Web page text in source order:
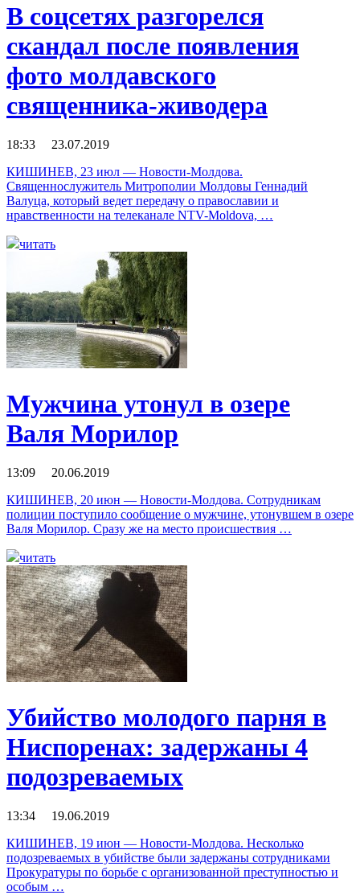
В соцсетях разгорелся
скандал после появления
фото молдавского
священника-живодера
18:33 23.07.2019
КИШИНЕВ, 23 июл — Новости-Молдова.
Священнослужитель Митрополии Молдовы Геннадий
Валуца, который ведет передачу о православии и
нравственности на телеканале NTV-Moldova, …
читать
Мужчина утонул в озере
Валя Морилор
13:09 20.06.2019
КИШИНЕВ, 20 июн — Новости-Молдова. Сотрудникам
полиции поступило сообщение о мужчине, утонувшем в озере
Валя Морилор. Сразу же на место происшествия …
читать
Убийство молодого парня в
Ниспоренах: задержаны 4
подозреваемых
13:34 19.06.2019
КИШИНЕВ, 19 июн — Новости-Молдова. Несколько
подозреваемых в убийстве были задержаны сотрудниками
Прокуратуры по борьбе с организованной преступностью и
особым …